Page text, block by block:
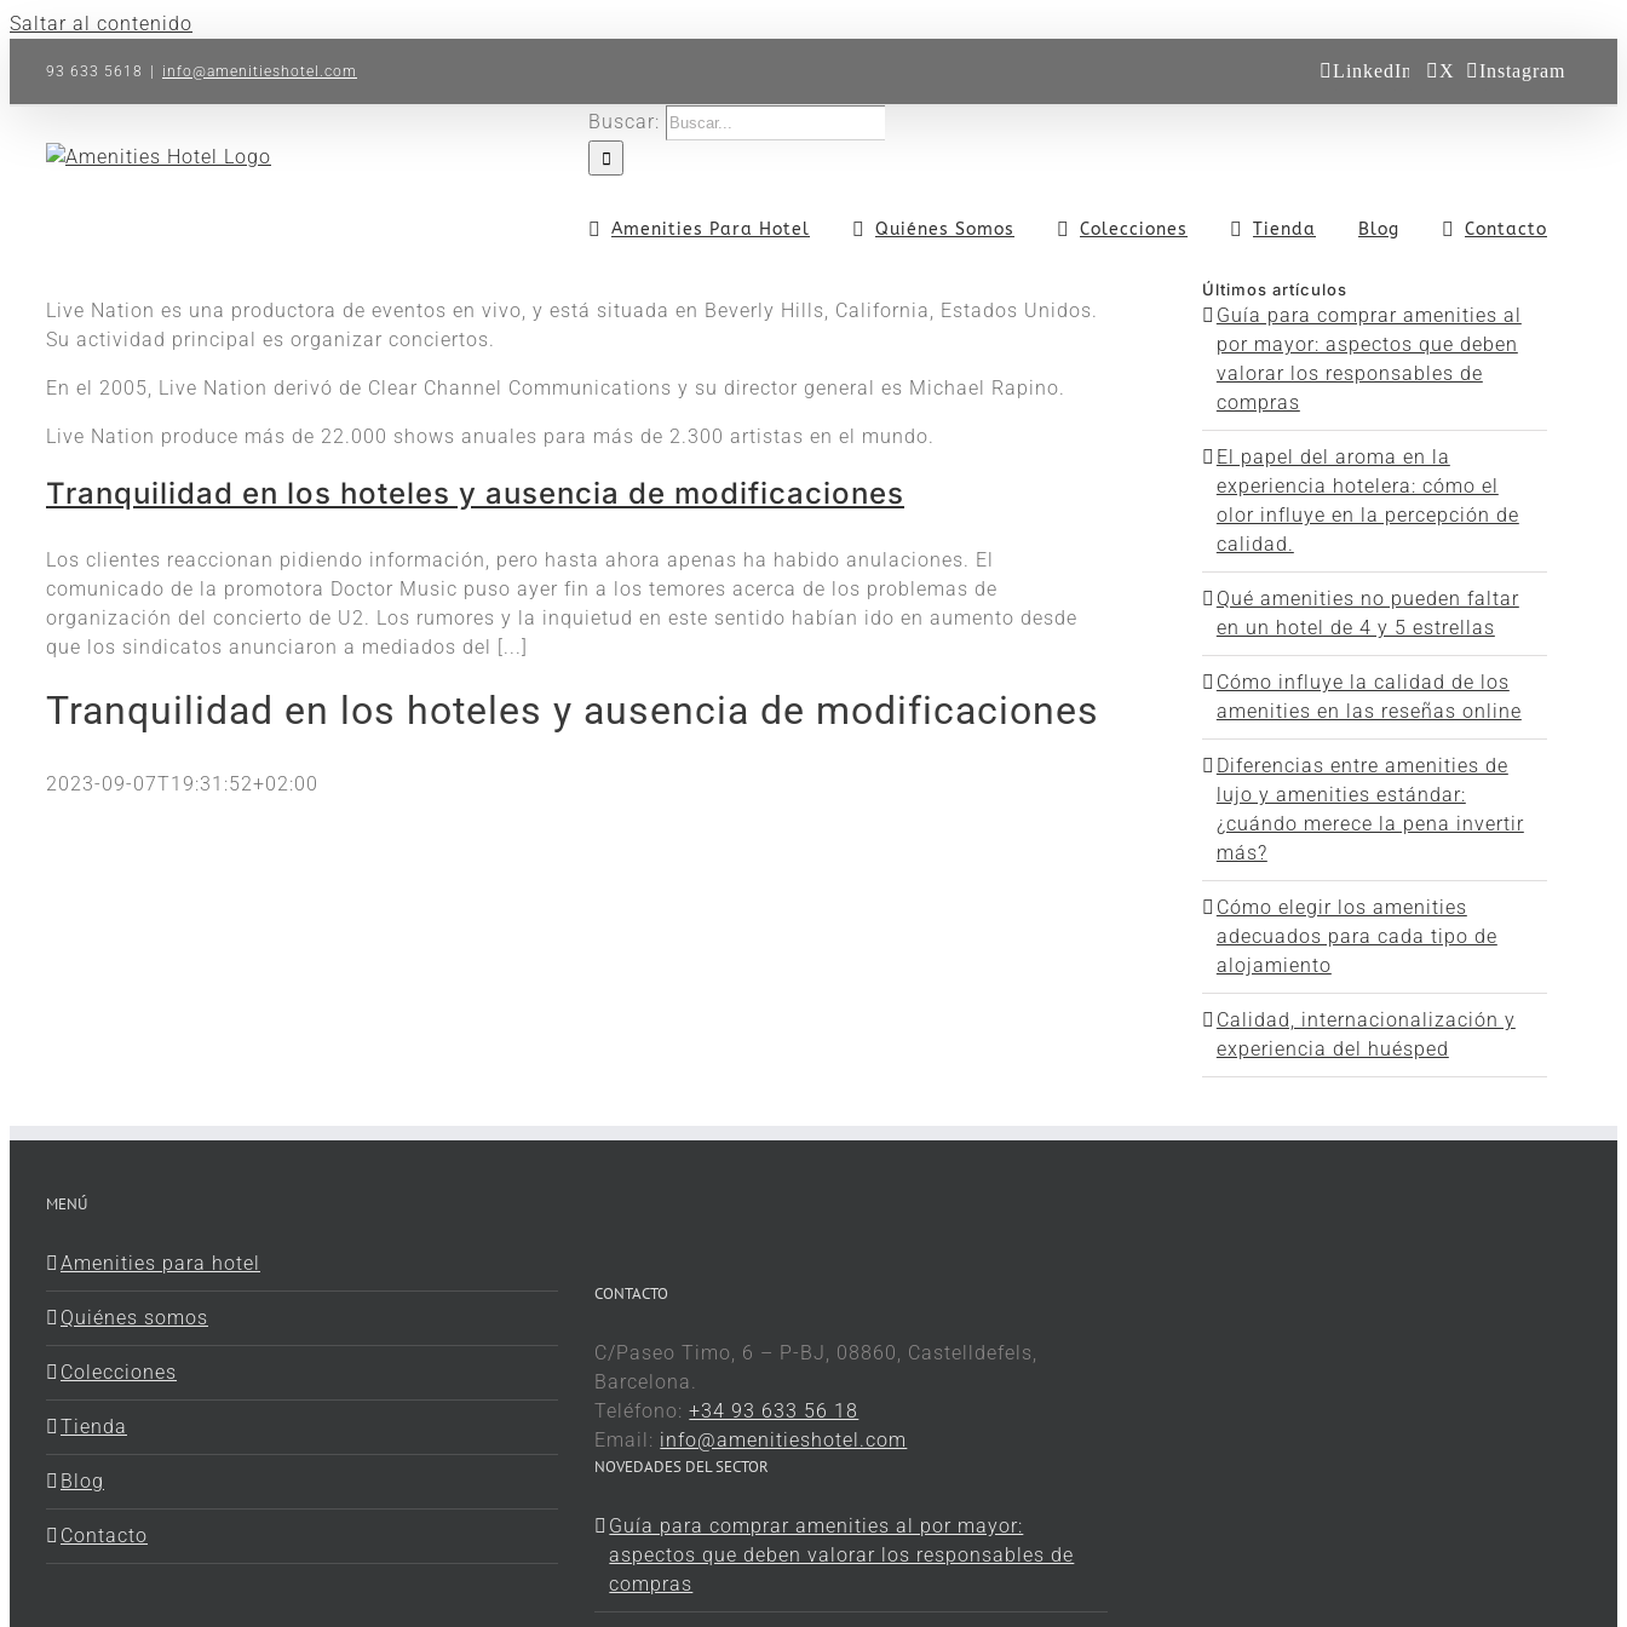
Saltar al contenido
93 633 5618 info@amenitieshotel.com LinkedIn X Instagram
Buscar:
Amenities Para Hotel Quiénes Somos Colecciones Tienda Blog Contacto
Live Nation es una productora de eventos en vivo, y está situada en Beverly Hills, California, Estados Unidos.
Su actividad principal es organizar conciertos.
En el 2005, Live Nation derivó de Clear Channel Communications y su director general es Michael Rapino.
Live Nation produce más de 22.000 shows anuales para más de 2.300 artistas en el mundo.
Tranquilidad en los hoteles y ausencia de modificaciones
Los clientes reaccionan pidiendo información, pero hasta ahora apenas ha habido anulaciones. El
comunicado de la promotora Doctor Music puso ayer fin a los temores acerca de los problemas de
organización del concierto de U2. Los rumores y la inquietud en este sentido habían ido en aumento desde
que los sindicatos anunciaron a mediados del [...]
Tranquilidad en los hoteles y ausencia de modificaciones
2023-09-07T19:31:52+02:00
Últimos artículos
Guía para comprar amenities al
por mayor: aspectos que deben
valorar los responsables de
compras
El papel del aroma en la
experiencia hotelera: cómo el
olor influye en la percepción de
calidad.
Qué amenities no pueden faltar
en un hotel de 4 y 5 estrellas
Cómo influye la calidad de los
amenities en las reseñas online
Diferencias entre amenities de
lujo y amenities estándar:
¿cuándo merece la pena invertir
más?
Cómo elegir los amenities
adecuados para cada tipo de
alojamiento
Calidad, internacionalización y
experiencia del huésped
MENÚ
Amenities para hotel
Quiénes somos
Colecciones
Tienda
Blog
Contacto
CONTACTO
C/Paseo Timo, 6 – P-BJ, 08860, Castelldefels,
Barcelona.
Teléfono:+34 93 633 56 18
Email: info@amenitieshotel.com
NOVEDADES DEL SECTOR
Guía para comprar amenities al por mayor:
aspectos que deben valorar los responsables de
compras